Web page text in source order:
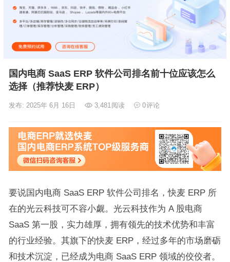
国内电商 SaaS ERP 软件公司排名前十位应该怎么
选择（推荐快麦 ERP）
发布: 2025年 6月 16日 3,481 阅读 0评论
要说国内电商 SaaS ERP 软件公司排名，快麦 ERP 所
在的光云科技可不容小觑。光云科技作为 A 股电商
SaaS 第一股，实力雄厚，拥有领先的技术优势和丰富
的行业经验。其旗下的快麦 ERP，经过多年的市场磨砺
和技术沉淀，已经成为电商 SaaS ERP 领域的佼佼者。